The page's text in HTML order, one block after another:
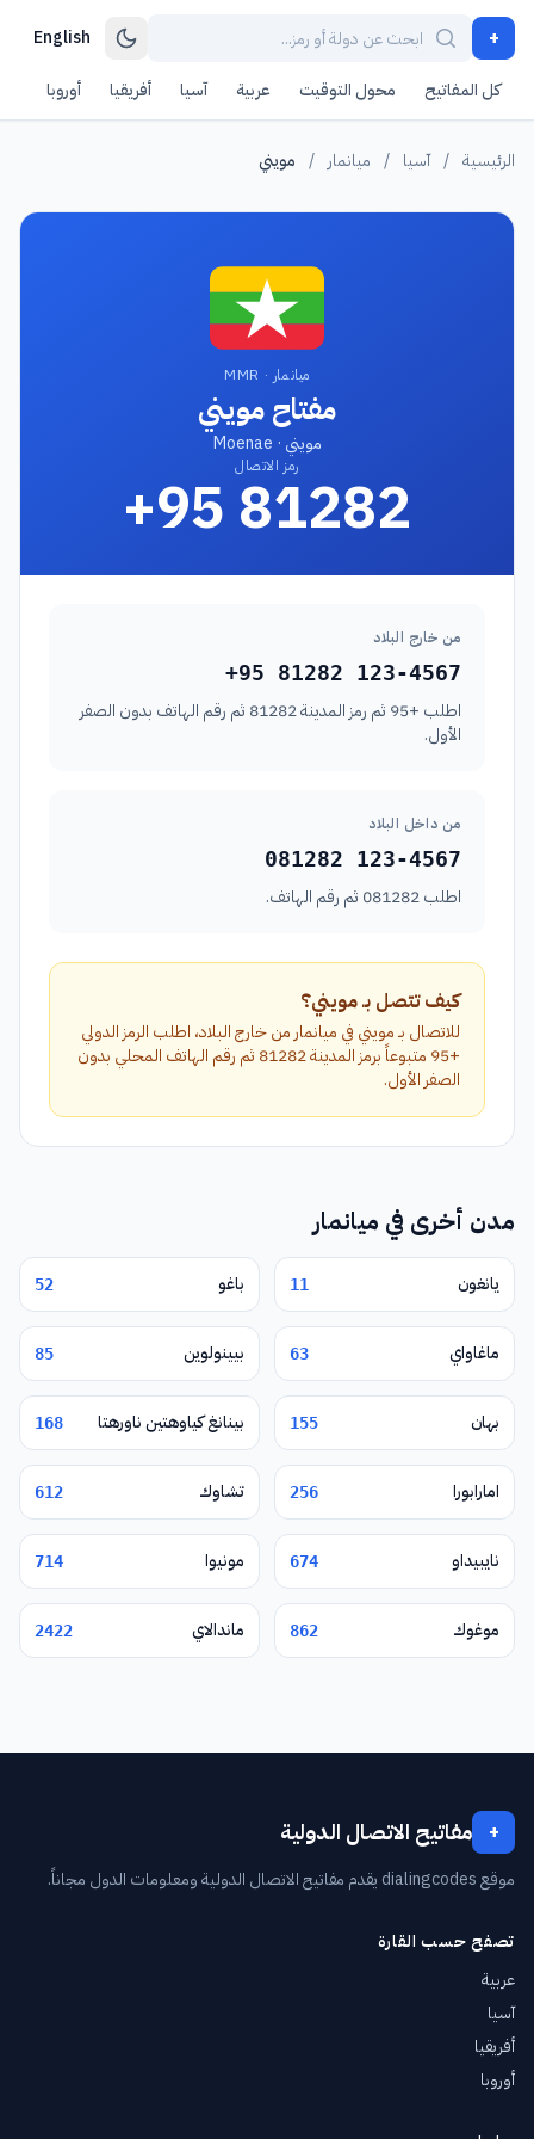
+
English
كل المفاتيح محول التوقيت عربية آسيا أفريقيا أوروبا
الرئيسية / آسيا / ميانمار / مويني
ميانمار · MMR
مفتاح مويني
مويني · Moenae
رمز الاتصال
+95 81282
من خارج البلاد
+95 81282 123-4567
اطلب +95 ثم رمز المدينة 81282 ثم رقم الهاتف بدون الصفر
الأول.
من داخل البلاد
081282 123-4567
اطلب 081282 ثم رقم الهاتف.
كيف تتصل بـ مويني؟
للاتصال بـ مويني في ميانمار من خارج البلاد، اطلب الرمز الدولي
+95 متبوعاً برمز المدينة 81282 ثم رقم الهاتف المحلي بدون
الصفر الأول.
مدن أخرى في ميانمار
يانغون 11 باغو 52
ماغاواي 63 بيينولوين 85
بهان 155 بينانغ كياوهتين ناورهتا 168
امارابورا 256 تشاوك 612
نايبيداو 674 مونيوا 714
موغوك 862 ماندالاي 2422
+ مفاتيح الاتصال الدولية
موقع dialingcodes يقدم مفاتيح الاتصال الدولية ومعلومات الدول مجاناً.
تصفح حسب القارة
عربية
آسيا
أفريقيا
أوروبا